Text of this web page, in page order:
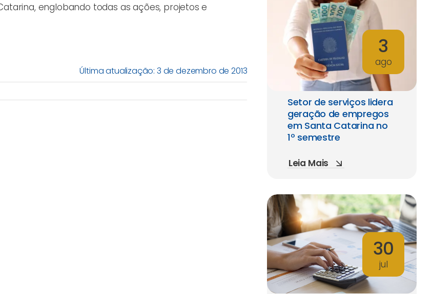
englobando todas as ações, projetos e
Última atualização: 3 de dezembro de 2013
3
ago
Setor de serviços lidera
geração de empregos
em Santa Catarina no
1º semestre
Leia Mais
30
jul